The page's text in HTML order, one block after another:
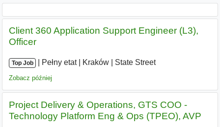
Client 360 Application Support Engineer (L3),
Officer
Top Job Pełny etat| Kraków State Street
Zobacz później
Project Delivery & Operations, GTS COO -
Technology Platform Eng & Ops (TPEO), AVP